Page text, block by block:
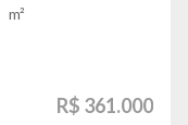
m²
R$ 361.000